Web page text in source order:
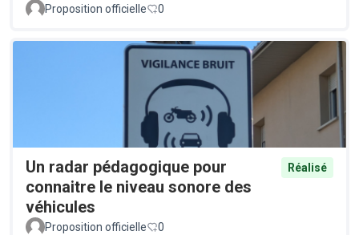
Proposition officielle 0
Un radar pédagogique pour
connaitre le niveau sonore des
véhicules
Réalisé
Proposition officielle 0